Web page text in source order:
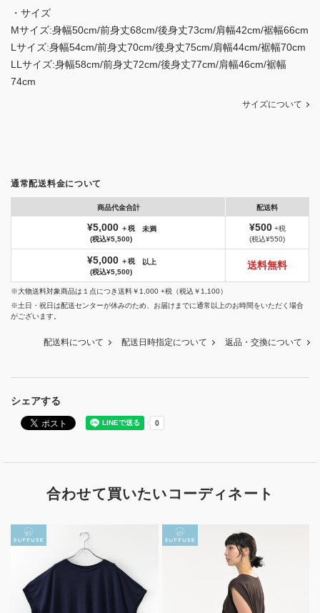
シェアする
・サイズ
Mサイズ:身幅50cm/前身丈68cm/後身丈73cm/肩幅42cm/裾幅66cm
Lサイズ:身幅54cm/前身丈70cm/後身丈75cm/肩幅44cm/裾幅70cm
LLサイズ:身幅58cm/前身丈72cm/後身丈77cm/肩幅46cm/裾幅
74cm
サイズについて
通常配送料金について
商品代金合計 配送料
¥5,000 ＋税
(税込¥5,500)
未満 ¥500+税
(税込¥550)
¥5,000 ＋税
(税込¥5,500)
以上 送料無料
※大物送料対象商品は１点につき送料￥1,000 +税（税込￥1,100）
※土日・祝日は配送センターが休みのため、お届けまでに通常以上のお時間をいただく場合
がございます。
配送料について 配送日時指定について 返品・交換について
合わせて買いたいコーディネート